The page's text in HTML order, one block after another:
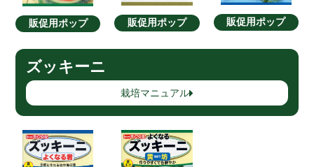
販促用ポップ 販促用ポップ 販促用ポップ
ズッキーニ
栽培マニュアル